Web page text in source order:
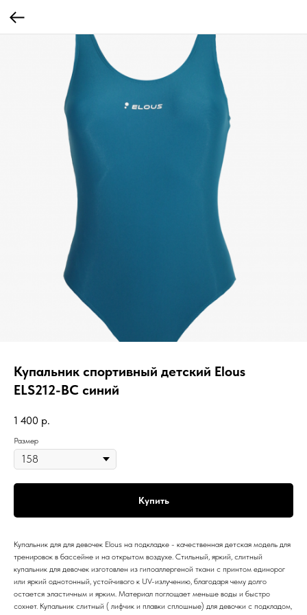
Купальник спортивный детский Elous
ELS212-BC синий
1 400 р.
Размер
Купить
Купальник для для девочек Elous на подкладке - качественная детская модель для
тренировок в бассейне и на открытом воздухе. Стильный, яркий, слитный
купальник для девочек изготовлен из гипоаллергеной ткани с принтом единорог
или яркий однотонный, устойчивого к UV-излучению, благодаря чему долго
остается эластичным и ярким. Материал поглощает меньше воды и быстро
сохнет. Купальник слитный ( лифчик и плавки сплошные) для девочки с подкладом,